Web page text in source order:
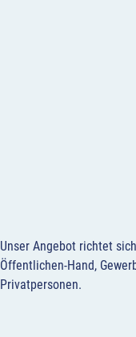
Unser Angebot richtet
Öffentlichen-Hand,
Privatpersonen.